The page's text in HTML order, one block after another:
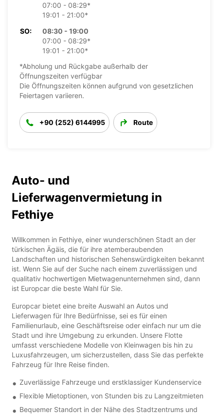
07:00 - 08:29*
19:01 - 21:00*
SO:
08:30 - 19:00
07:00 - 08:29*
19:01 - 21:00*
*Abholung und Rückgabe außerhalb der
Öffnungszeiten verfügbar
Die Öffnungszeiten können aufgrund von gesetzlichen
Feiertagen variieren.
+90 (252) 6144995 Route
Auto- und
Lieferwagenvermietung in
Fethiye
Willkommen in Fethiye, einer wunderschönen Stadt an der
türkischen Ägäis, die für ihre atemberaubenden
Landschaften und historischen Sehenswürdigkeiten bekannt
ist. Wenn Sie auf der Suche nach einem zuverlässigen und
qualitativ hochwertigen Mietwagenunternehmen sind, dann
ist Europcar die beste Wahl für Sie.
Europcar bietet eine breite Auswahl an Autos und
Lieferwagen für Ihre Bedürfnisse, sei es für einen
Familienurlaub, eine Geschäftsreise oder einfach nur um die
Stadt und ihre Umgebung zu erkunden. Unsere Flotte
umfasst verschiedene Modelle von Kleinwagen bis hin zu
Luxusfahrzeugen, um sicherzustellen, dass Sie das perfekte
Fahrzeug für Ihre Reise finden.
Zuverlässige Fahrzeuge und erstklassiger Kundenservice
Flexible Mietoptionen, von Stunden bis zu Langzeitmieten
Bequemer Standort in der Nähe des Stadtzentrums und